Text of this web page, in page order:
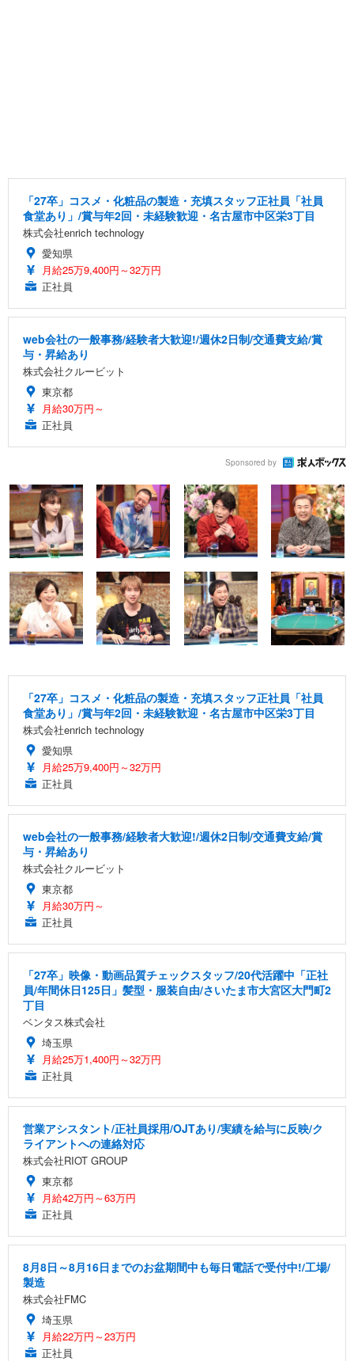
「27卒」コスメ・化粧品の製造・充填スタッフ正社員「社員
食堂あり」/賞与年2回・未経験歓迎・名古屋市中区栄3丁目
株式会社enrich technology
愛知県
月給25万9,400円～32万円
正社員
web会社の一般事務/経験者大歓迎!/週休2日制/交通費支給/賞
与・昇給あり
株式会社クルービット
東京都
月給30万円～
正社員
Sponsored by
「27卒」コスメ・化粧品の製造・充填スタッフ正社員「社員
食堂あり」/賞与年2回・未経験歓迎・名古屋市中区栄3丁目
株式会社enrich technology
愛知県
月給25万9,400円～32万円
正社員
web会社の一般事務/経験者大歓迎!/週休2日制/交通費支給/賞
与・昇給あり
株式会社クルービット
東京都
月給30万円～
正社員
「27卒」映像・動画品質チェックスタッフ/20代活躍中「正社
員/年間休日125日」髪型・服装自由/さいたま市大宮区大門町2
丁目
ベンタス株式会社
埼玉県
月給25万1,400円～32万円
正社員
営業アシスタント/正社員採用/OJTあり/実績を給与に反映/ク
ライアントへの連絡対応
株式会社RIOT GROUP
東京都
月給42万円～63万円
正社員
8月8日～8月16日までのお盆期間中も毎日電話で受付中!/工場/
製造
株式会社FMC
埼玉県
月給22万円～23万円
正社員